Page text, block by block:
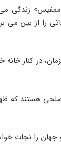
از میلاد، در شهر
را از بین مى
در کنار خانه
هستند که